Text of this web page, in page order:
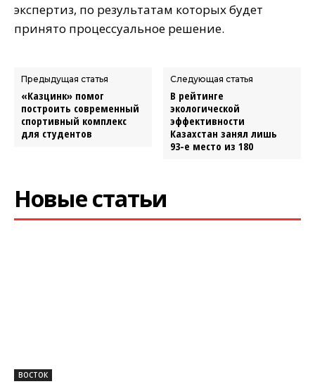
экспертиз, по результатам которых будет
принято процессуальное решение.
Предыдущая статья
«Казцинк» помог
построить современный
спортивный комплекс
для студентов
Следующая статья
В рейтинге
экологической
эффективности
Казахстан занял лишь
93-е место из 180
Новые статьи
ВОСТОК